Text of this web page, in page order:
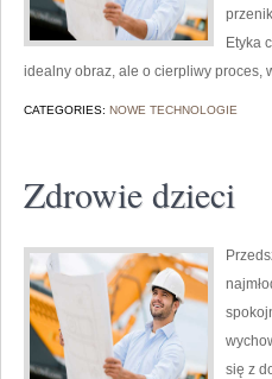
Etyka
idealny obraz, ale o cierpliwy proces,
CATEGORIES: NOWE TECHNOLOGIE
Zdrowie dzieci
się z